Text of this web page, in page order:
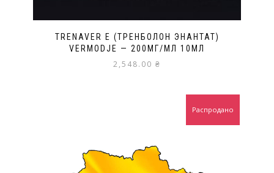
TRENAVER E (ТРЕНБОЛОН ЭНАНТАТ)
VERMODJE — 200МГ/МЛ 10МЛ
2,548.00 ₴
Распродано